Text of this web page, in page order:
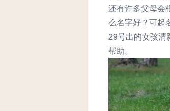
还有许多父母会
么名字好？可起
29号出的女孩清
帮助。